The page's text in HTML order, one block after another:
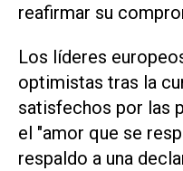
reafirmar su
Los líderes
optimistas tras la
satisfechos por las
el "amor que se
respaldo a una